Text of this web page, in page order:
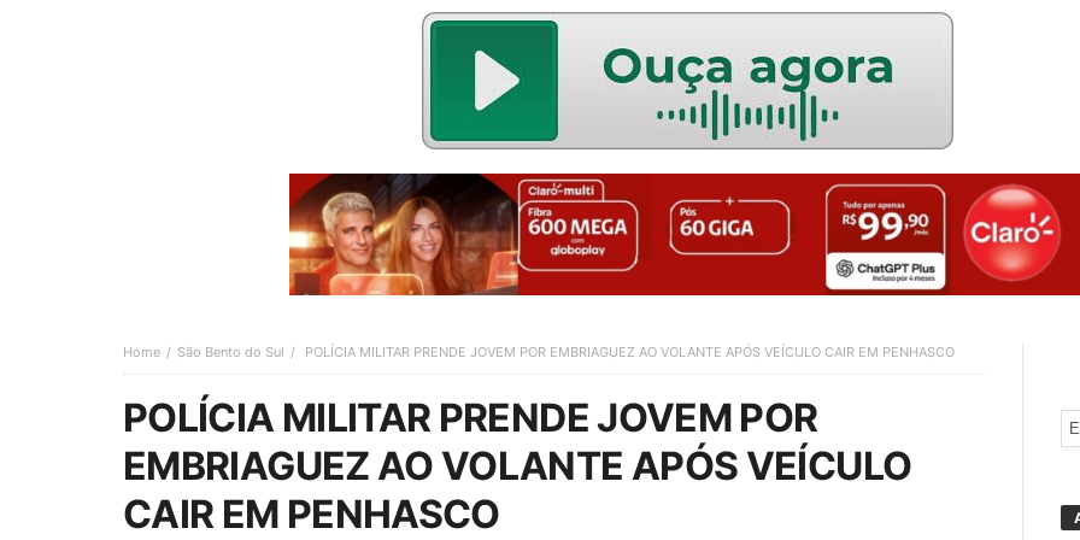
Home São Bento do Sul POLÍCIA MILITAR PRENDE JOVEM POR EMBRIAGUEZ AO VOLANTE APÓS VEÍCULO CAIR EM PENHASCO
POLÍCIA MILITAR PRENDE JOVEM POR
EMBRIAGUEZ AO VOLANTE APÓS VEÍCULO
CAIR EM PENHASCO